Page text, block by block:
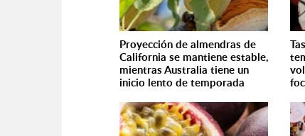
Proyección de almendras de
California se mantiene estable,
mientras Australia tiene un
inicio lento de temporada